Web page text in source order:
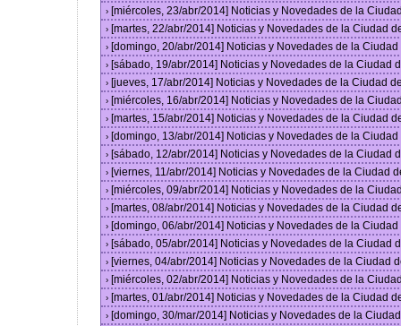
› [miércoles, 23/abr/2014] Noticias y Novedades de la
› [martes, 22/abr/2014] Noticias y Novedades de la Ciudad
› [domingo, 20/abr/2014] Noticias y Novedades de la
› [sábado, 19/abr/2014] Noticias y Novedades de la Ciudad
› [jueves, 17/abr/2014] Noticias y Novedades de la Ciudad
› [miércoles, 16/abr/2014] Noticias y Novedades de la
› [martes, 15/abr/2014] Noticias y Novedades de la Ciudad
› [domingo, 13/abr/2014] Noticias y Novedades de la
› [sábado, 12/abr/2014] Noticias y Novedades de la Ciudad
› [viernes, 11/abr/2014] Noticias y Novedades de la Ciudad
› [miércoles, 09/abr/2014] Noticias y Novedades de la
› [martes, 08/abr/2014] Noticias y Novedades de la Ciudad
› [domingo, 06/abr/2014] Noticias y Novedades de la
› [sábado, 05/abr/2014] Noticias y Novedades de la Ciudad
› [viernes, 04/abr/2014] Noticias y Novedades de la Ciudad
› [miércoles, 02/abr/2014] Noticias y Novedades de la
› [martes, 01/abr/2014] Noticias y Novedades de la Ciudad
› [domingo, 30/mar/2014] Noticias y Novedades de la